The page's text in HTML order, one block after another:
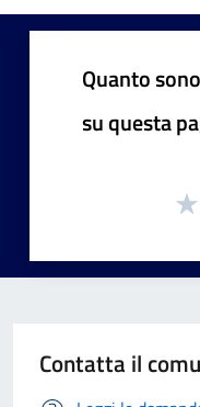
Quanto
su questa
Contatta il